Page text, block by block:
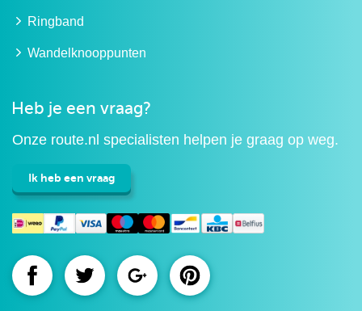
Ringband
Wandelknooppunten
Heb je een vraag?
Onze route.nl specialisten helpen je graag op weg.
Ik heb een vraag
Route.nlRoute.nlRoute.nlRoute.nl